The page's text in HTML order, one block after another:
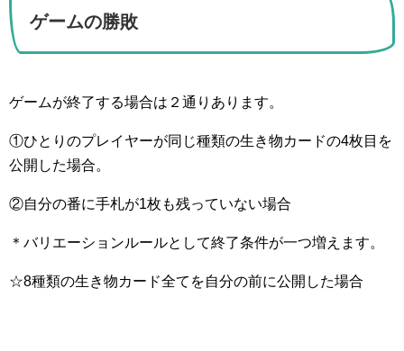
ゲームの勝敗
ゲームが終了する場合は２通りあります。
①ひとりのプレイヤーが同じ種類の生き物カードの4枚目を
公開した場合。
②自分の番に手札が1枚も残っていない場合
＊バリエーションルールとして終了条件が一つ増えます。
☆8種類の生き物カード全てを自分の前に公開した場合